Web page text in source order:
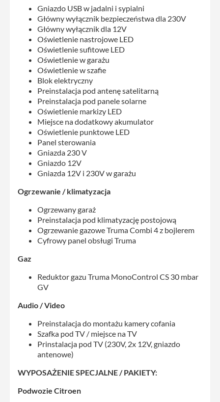
Gniazdo USB w jadalni i sypialni
Główny wyłącznik bezpieczeństwa dla 230V
Główny wyłącznik dla 12V
Oświetlenie nastrojowe LED
Oświetlenie sufitowe LED
Oświetlenie w garażu
Oświetlenie w szafie
Blok elektryczny
Preinstalacja pod antenę satelitarną
Preinstalacja pod panele solarne
Oświetlenie markizy LED
Miejsce na dodatkowy akumulator
Oświetlenie punktowe LED
Panel sterowania
Gniazda 230 V
Gniazdo 12V
Gniazda 12V i 230V w garażu
Ogrzewanie / klimatyzacja
Ogrzewany garaż
Preinstalacja pod klimatyzację postojową
Ogrzewanie gazowe Truma Combi 4 z bojlerem
Cyfrowy panel obsługi Truma
Gaz
Reduktor gazu Truma MonoControl CS 30 mbar
GV
Audio / Video
Preinstalacja do montażu kamery cofania
Szafka pod TV / miejsce na TV
Prinstalacja pod TV (230V, 2x 12V, gniazdo
antenowe)
WYPOSAŻENIE SPECJALNE / PAKIETY:
Podwozie Citroen